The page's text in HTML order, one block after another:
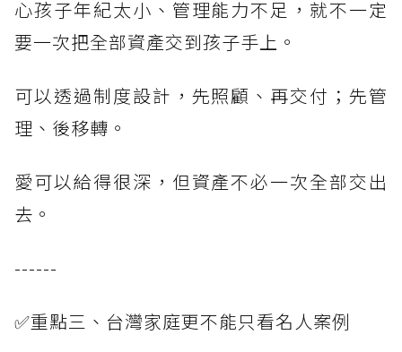
心孩子年紀太小、管理能力不足，就不一定
要一次把全部資產交到孩子手上。
可以透過制度設計，先照顧、再交付；先管
理、後移轉。
愛可以給得很深，但資產不必一次全部交出
去。
------
✅重點三、台灣家庭更不能只看名人案例